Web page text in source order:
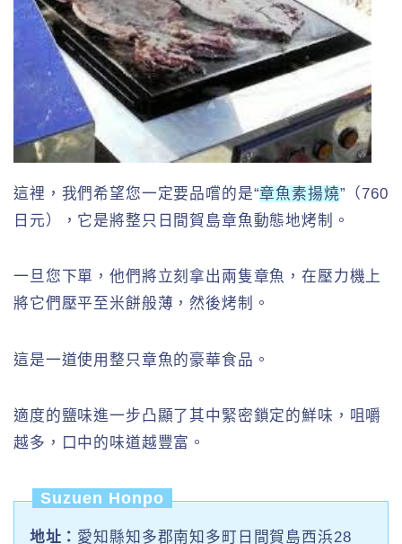
這裡，我們希望您一定要品嚐的是“章魚素揚燒”（760
日元），它是將整只日間賀島章魚動態地烤制。
一旦您下單，他們將立刻拿出兩隻章魚，在壓力機上
將它們壓平至米餅般薄，然後烤制。
這是一道使用整只章魚的豪華食品。
適度的鹽味進一步凸顯了其中緊密鎖定的鮮味，咀嚼
越多，口中的味道越豐富。
Suzuen Honpo
地址： 愛知縣知多郡南知多町日間賀島西浜28